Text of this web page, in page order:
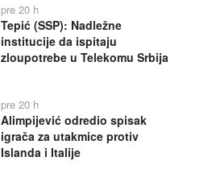
pre 20 h
Tepić (SSP): Nadležne
institucije da ispitaju
zloupotrebe u Telekomu Srbija
pre 20 h
Alimpijević odredio spisak
igrača za utakmice protiv
Islanda i Italije